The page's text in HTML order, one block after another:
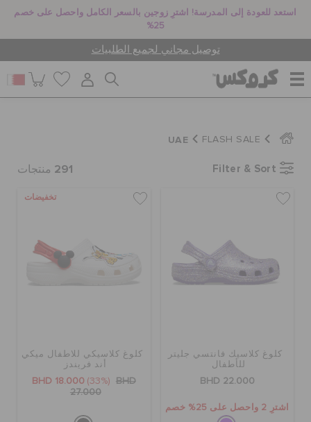
استعد للعودة إلى المدرسة! اشترِ زوجين بالسعر الكامل واحصل على خصم
25%
توصيل مجاني لجميع الطلبيات
للرجال
جيبيتز تشارمز
FLASH SALE
UAE
Filter & Sort
291 منتجات
كلوغ كلاسيك فانتسي جليتر
للأطفال
BHD 22.000
اشترِ 2 واحصل على 25% خصم
تخفيضات
كلوغ كلاسيكي للاطفال ميكي
أند فريندز
BHD 18.000 (33%)
BHD
27.000